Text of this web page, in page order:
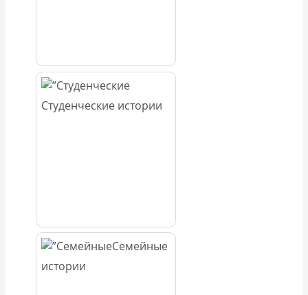
Студенческие истории
Семейные
истории